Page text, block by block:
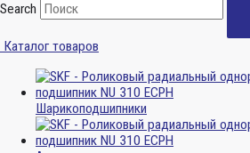
Search
Каталог товаров
Шарикоподшипники